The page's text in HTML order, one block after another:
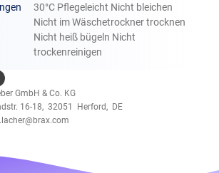
30°C Pflegeleicht Nicht bleichen
Nicht im Wäschetrockner trocknen
Nicht heiß bügeln Nicht
trockenreinigen
GmbH & Co. KG
16-18, 32051 Herford, DE